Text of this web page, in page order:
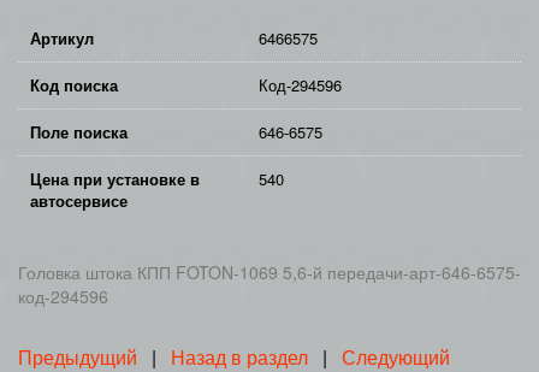
Артикул 6466575
Код поиска Код-294596
Поле поиска 646-6575
Цена при установке в
автосервисе
540
Головка штока КПП FOTON-1069 5,6-й передачи-арт-646-6575-
код-294596
Предыдущий | Назад в раздел | Следующий